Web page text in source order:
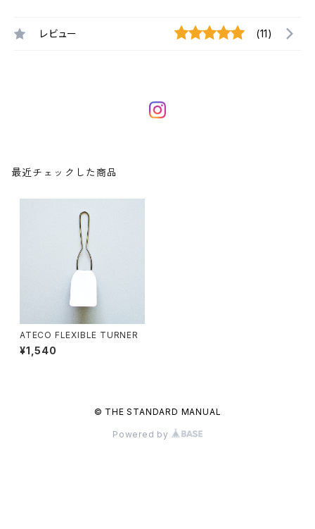
レビュー (11)
最近チェックした商品
ATECO FLEXIBLE TURNER
¥1,540
© THE STANDARD MANUAL
Powered by